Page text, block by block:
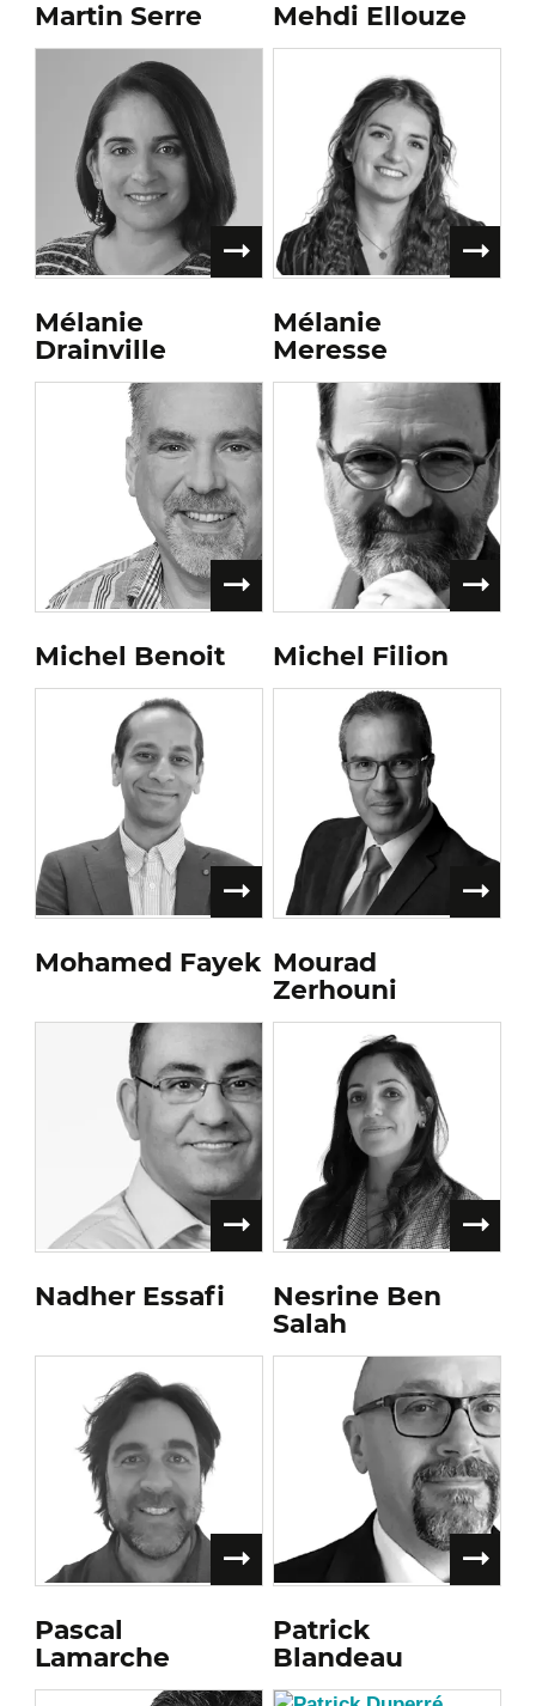
Martin Serre Mehdi Ellouze
Mélanie
Drainville
Mélanie
Meresse
Michel Benoit Michel Filion
Mohamed Fayek Mourad
Zerhouni
Nadher Essafi
Nesrine Ben
Salah
Pascal
Lamarche
Patrick
Blandeau